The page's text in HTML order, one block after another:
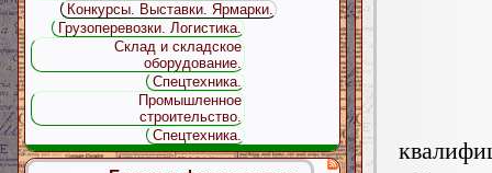
Конкурсы. Выставки. Ярмарки.
Грузоперевозки. Логистика.
Склад и складское
оборудование.
Спецтехника.
Промышленное
строительство.
Спецтехника.